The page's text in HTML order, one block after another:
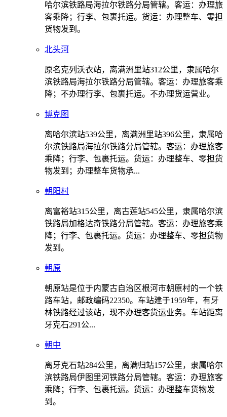
哈尔滨铁路局海拉尔铁路分局管辖。客运：办理旅
客乘降；行李、包裹托运。货运：办理整车、零担
货物发到。
北头河
原名克列沃衣站，离满洲里站312公里，隶属哈尔
滨铁路局海拉尔铁路分局管辖。客运：办理旅客乘
降；不办理行李、包裹托运。不办理货运营业。
博克图
离哈尔滨站539公里，离满洲里站396公里，隶属哈
尔滨铁路局海拉尔铁路分局管辖。客运：办理旅客
乘降；行李、包裹托运。货运：办理整车、零担货
物发到；办理整车货物承...
朝阳村
离富裕站315公里，离古莲站545公里，隶属哈尔滨
铁路局加格达奇铁路分局管辖。客运：办理旅客乘
降；行李、包裹托运。货运：办理整车、零担货物
发到。
朝原
朝原站是位于内蒙古自治区根河市朝原村的一个铁
路车站，邮政编码22350。车站建于1959年，有牙
林铁路经过该站，现不办理客货运业务。车站距离
牙克石291公...
朝中
离牙克石站284公里，离满归站157公里，隶属哈尔
滨铁路局伊图里河铁路分局管辖。客运：办理旅客
乘降；行李、包裹托运。货运：办理整车货物发
到。